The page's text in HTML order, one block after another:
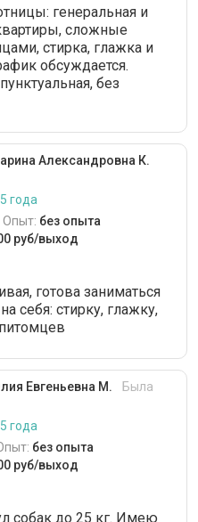
генеральная и
сложные
стирка, глажка и
обсуждается.
без
Александровна К.
года
Опыт: без опыта
руб/выход
готова заниматься
себя: стирку, глажку,
Евгеньевна М.
Была
года
без опыта
руб/выход
собак до 25 кг. Имею